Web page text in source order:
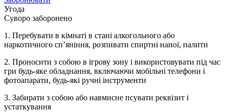
Угода
Суворо заборонено
1. Перебувати в кімнаті в стані алкогольного або
наркотичного сп’яніння, розпивати спиртні напої, палити
2. Проносити з собою в ігрову зону і використовувати під час
гри будь-яке обладнання, включаючи мобільні телефони і
фотоапарати, будь-які ручні інструменти
3. Забирати з собою або навмисне псувати реквізит і
устаткування